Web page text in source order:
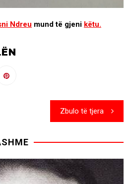
Ndreu mund të gjeni këtu.
Zbulo të tjera